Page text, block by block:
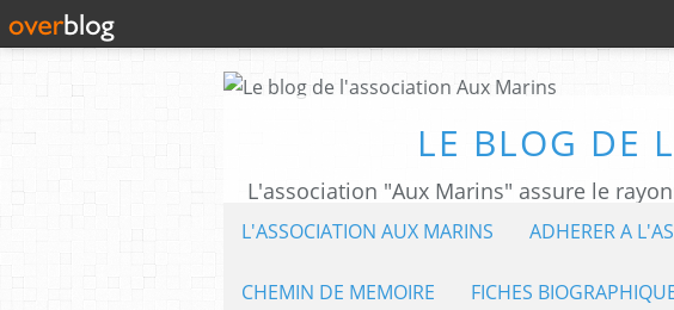
LE BLOG DE
L'ASSOCIATION AUX MARINS ADHERER A
CHEMIN DE MEMOIRE FICHES